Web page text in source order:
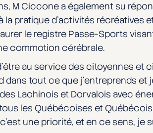
M Ciccone a également su
la pratique d’activités récréatives
le registre Passe-Sports
commotion cérébrale.
d’être au service des citoyennes
dans tout ce que j’entreprends et
Lachinois et Dorvalois avec
les Québécoises et
une priorité, et en ce sens, je